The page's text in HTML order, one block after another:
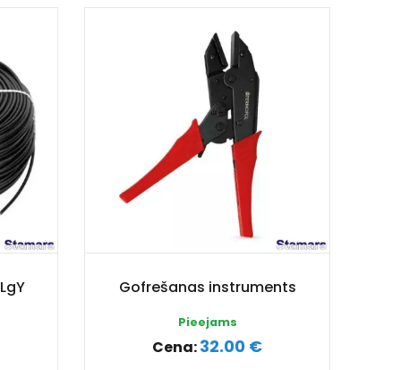
Gofrešanas instruments
Pieejams
Cena:32.00 €